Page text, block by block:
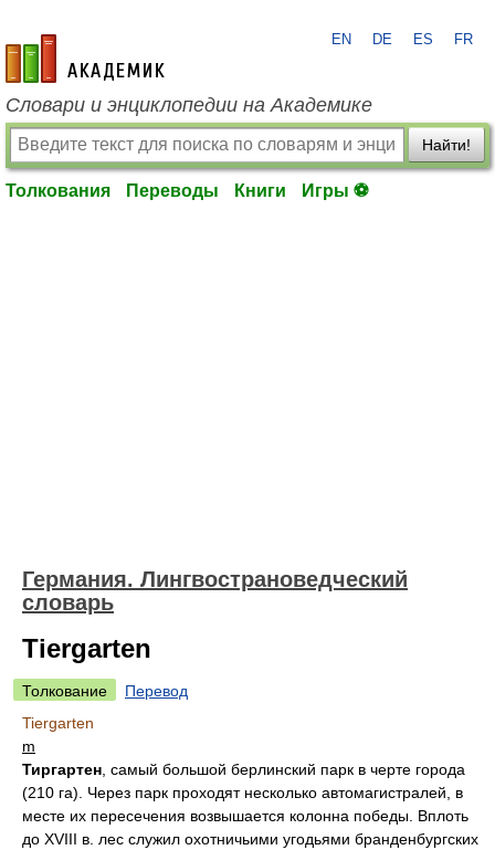
academic.ru
EN DE ES FR
Словари и энциклопедии на Академике
Найти!
Толкования Переводы Книги Игры ⚽
Германия. Лингвострановедческий
словарь
Tiergarten
Толкование
Перевод
Tiergarten
m
Тиргартен , самый большой берлинский парк в черте города
(210 га). Через парк проходят несколько автомагистралей, в
месте их пересечения возвышается колонна победы. Вплоть
до XVIII в. лес служил охотничьими угодьями бранденбургских